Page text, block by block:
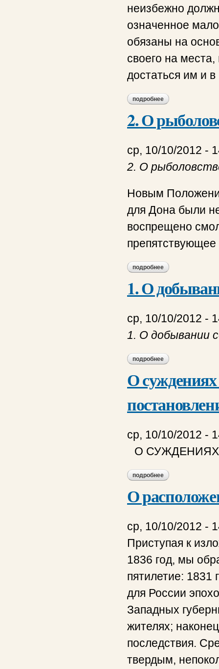
неизбежно
означенное
обязаны на
своего на
достаться им и
подробнее о 3. о наделении
2. О
ср, 10/10/2012 -
2. О
Новым
для Дона были
воспрещено
подробнее о 2. о
1. О
ср, 10/10/2012 -
1. О добывании
подробнее о 1. о добывании
О
ср, 10/10/2012 -
О
подробнее о о суждениях по
О
ср, 10/10/2012 -
Приступая к
1836 год, мы
пятилетие: 1831
для России
Западных
жителях;
последствия.
твердым,